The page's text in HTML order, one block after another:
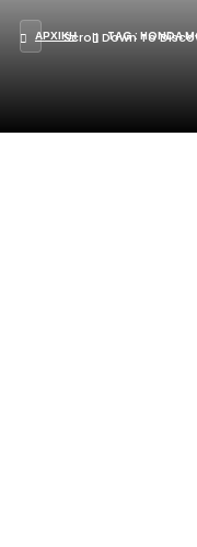
ΑΡΧΙΚΉ TAG : HONDA
Scroll Down To